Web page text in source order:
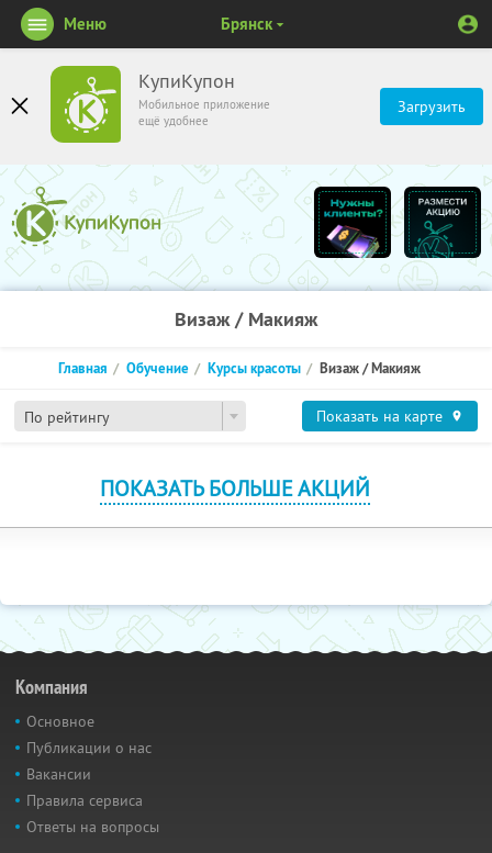
КупиКупон
Мобильное приложение
ещё удобнее
Загрузить
Меню Брянск
Визаж / Макияж
По рейтингу
Главная Обучение Курсы красоты Визаж / Макияж
Показать на карте
ПОКАЗАТЬ БОЛЬШЕ АКЦИЙ
Компания
Основное
Публикации о нас
Вакансии
Правила сервиса
Ответы на вопросы